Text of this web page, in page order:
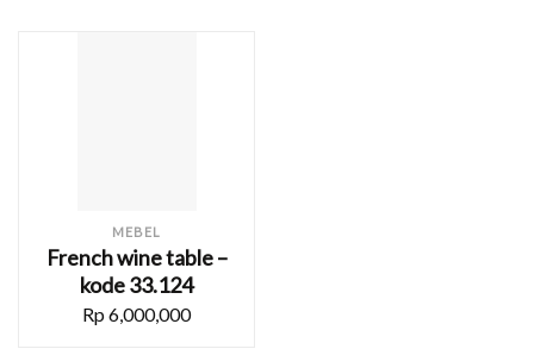
MEBEL
French wine table –
kode 33.124
Rp 6,000,000